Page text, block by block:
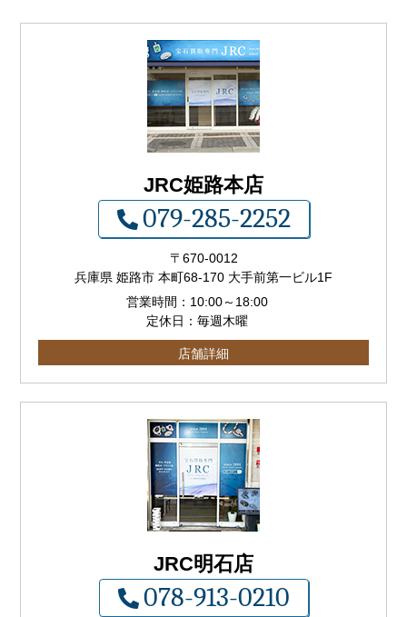
JRC姫路本店
079-285-2252
〒 670-0012
兵庫県 姫路市 本町68-170 大手前第一ビル1F
営業時間： 10:00～ 18:00
定休日：毎週木曜
店舗詳細
JRC明石店
078-913-0210